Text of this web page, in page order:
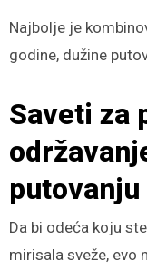
Najbolje je
godine, dužine
Saveti za
putovanju
Da bi odeća koju
mirisala sveže, evo